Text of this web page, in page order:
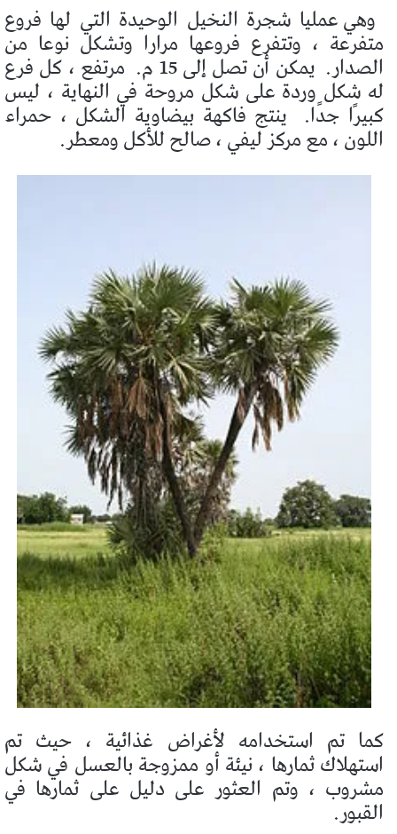
وهي عمليا شجرة النخيل الوحيدة التي لها فروع
متفرعة ، وتتفرع فروعها مرارا وتشكل نوعا من
الصدار. يمكن أن تصل إلى 15 م. مرتفع ، كل فرع
له شكل وردة على شكل مروحة في النهاية ، ليس
كبيرًا جدًا. ينتج فاكهة بيضاوية الشكل ، حمراء
اللون ، مع مركز ليفي ، صالح للأكل ومعطر.
كما تم استخدامه لأغراض غذائية ، حيث تم
استهلاك ثمارها ، نيئة أو ممزوجة بالعسل في شكل
مشروب ، وتم العثور على دليل على ثمارها في
القبور.